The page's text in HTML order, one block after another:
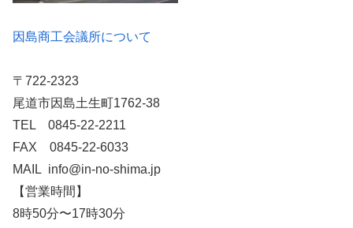
因島商工会議所について
〒722-2323
尾道市因島土生町1762-38
TEL 0845-22-2211
FAX 0845-22-6033
MAIL info@in-no-shima.jp
【営業時間】
8時50分〜17時30分